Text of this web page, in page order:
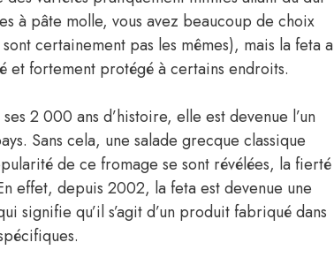
à pâte molle, vous avez beaucoup de choix
certainement pas les mêmes), mais la feta a
et fortement protégé à certains endroits.
2 000 ans d’histoire, elle est devenue l’un
Sans cela, une salade grecque classique
de ce fromage se sont révélées, la fierté
effet, depuis 2002, la feta est devenue une
signifie qu’il s’agit d’un produit fabriqué dans